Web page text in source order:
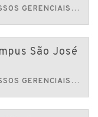
TECNOLOGIA EM GESTÃO DE PROCESSOS GERENCIAIS
São José
TECNOLOGIA EM GESTÃO DE PROCESSOS GERENCIAIS